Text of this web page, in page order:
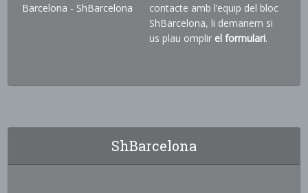
contacte amb l’equip del bloc
ShBarcelona, li demanem si
us plau omplir el formulari.
ShBarcelona